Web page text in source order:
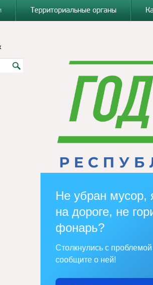
Территориальные органы
Не убран мусор,
на дороге, не
фонарь?
Столкнулись с
сообщите о ней!